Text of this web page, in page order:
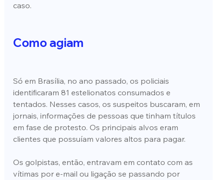
caso.
Como agiam
Só em Brasília, no ano passado, os policiais
identificaram 81 estelionatos consumados e
tentados. Nesses casos, os suspeitos buscaram, em
jornais, informações de pessoas que tinham títulos
em fase de protesto. Os principais alvos eram
clientes que possuíam valores altos para pagar.
Os golpistas, então, entravam em contato com as
vítimas por e-mail ou ligação se passando por